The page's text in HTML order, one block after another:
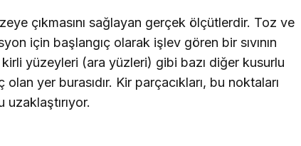
çıkmasını sağlayan gerçek ölçütlerdir. Toz ve
için başlangıç olarak işlev gören bir sıvının
kirli yüzeyleri (ara yüzleri) gibi bazı diğer kusurlu
yer burasıdır. Kir parçacıkları, bu noktaları
uzaklaştırıyor.